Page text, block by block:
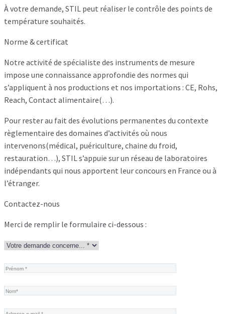
À votre demande, STIL peut réaliser le contrôle des points de
température souhaités.
Norme & certificat
Notre activité de spécialiste des instruments de mesure
impose une connaissance approfondie des normes qui
s’appliquent à nos productions et nos importations : CE, Rohs,
Reach, Contact alimentaire(…).
Pour rester au fait des évolutions permanentes du contexte
règlementaire des domaines d’activités où nous
intervenons(médical, puériculture, chaine du froid,
restauration…), STIL s’appuie sur un réseau de laboratoires
indépendants qui nous apportent leur concours en France ou à
l’étranger.
Contactez-nous
Merci de remplir le formulaire ci-dessous :